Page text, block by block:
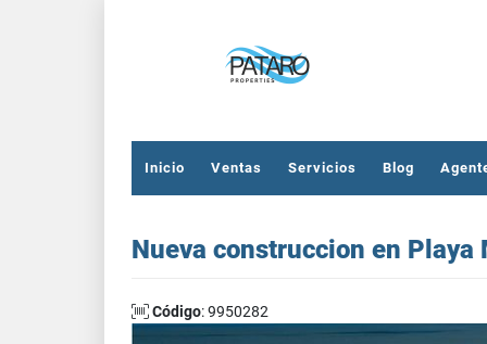
Inicio Ventas Servicios Blog
Nueva construccion en Playa
Código: 9950282